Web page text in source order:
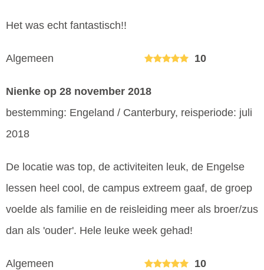
Het was echt fantastisch!!
Algemeen 10
Nienke op 28 november 2018
bestemming: Engeland / Canterbury, reisperiode: juli
2018
De locatie was top, de activiteiten leuk, de Engelse
lessen heel cool, de campus extreem gaaf, de groep
voelde als familie en de reisleiding meer als broer/zus
dan als 'ouder'. Hele leuke week gehad!
Algemeen 10